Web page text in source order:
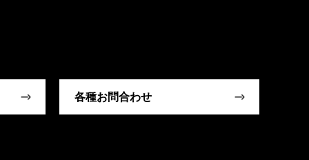
各種お問合わせ